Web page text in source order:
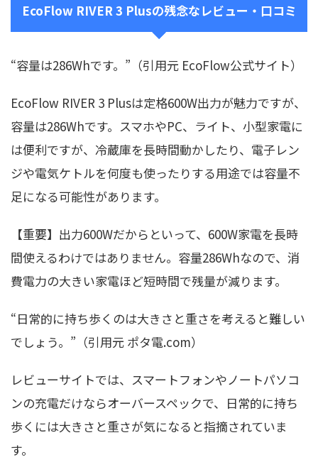
EcoFlow RIVER 3 Plusの残念なレビュー・口コミ
“容量は286Whです。”（引用元 EcoFlow公式サイト）
EcoFlow RIVER 3 Plusは定格600W出力が魅力ですが、
容量は286Whです。スマホやPC、ライト、小型家電に
は便利ですが、冷蔵庫を長時間動かしたり、電子レン
ジや電気ケトルを何度も使ったりする用途では容量不
足になる可能性があります。
【重要】出力600Wだからといって、600W家電を長時
間使えるわけではありません。容量286Whなので、消
費電力の大きい家電ほど短時間で残量が減ります。
“日常的に持ち歩くのは大きさと重さを考えると難しい
でしょう。”（引用元 ポタ電.com）
レビューサイトでは、スマートフォンやノートパソコ
ンの充電だけならオーバースペックで、日常的に持ち
歩くには大きさと重さが気になると指摘されていま
す。